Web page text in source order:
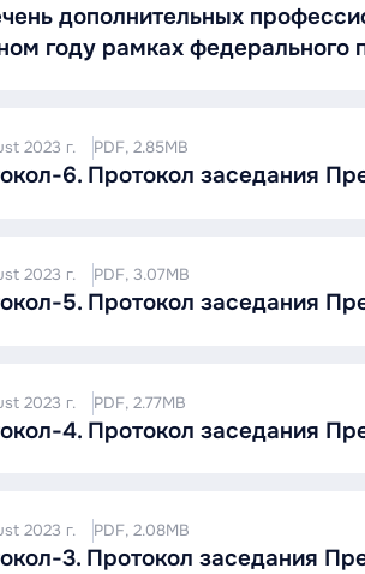
дополнительных
году рамках федерального
2023 г. PDF, 2.85MB
6. Протокол заседания
2023 г. PDF, 3.07MB
5. Протокол заседания
2023 г. PDF, 2.77MB
4. Протокол заседания
2023 г. PDF, 2.08MB
3. Протокол заседания